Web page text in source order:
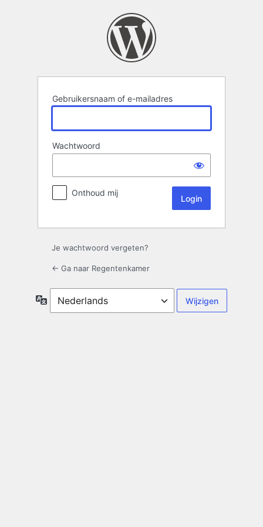
Gebruikersnaam of e-mailadres
Wachtwoord
Onthoud mij
Je wachtwoord vergeten?
← Ga naar Regentenkamer
Taal